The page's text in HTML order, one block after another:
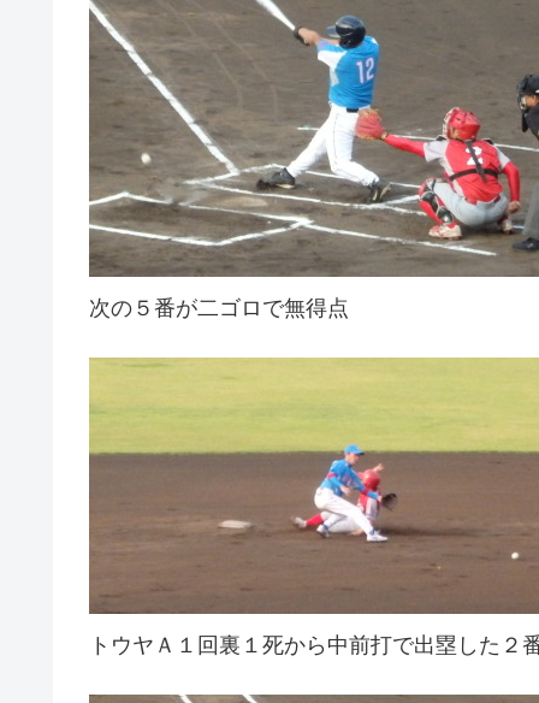
次の５番が二ゴロで無得点
トウヤＡ１回裏１死から中前打で出塁した２